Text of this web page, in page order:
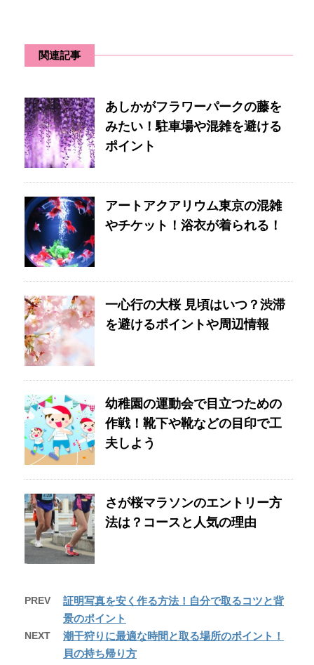
関連記事
あしかがフラワーパークの藤を
みたい！駐車場や混雑を避ける
ポイント
アートアクアリウム東京の混雑
やチケット！浴衣が着られる！
一心行の大桜 見頃はいつ？渋滞
を避けるポイントや周辺情報
幼稚園の運動会で目立つための
作戦！靴下や靴などの目印で工
夫しよう
さが桜マラソンのエントリー方
法は？コースと人気の理由
PREV
証明写真を安く作る方法！自分で取るコツと背
景のポイント
NEXT
潮干狩りに最適な時間と取る場所のポイント！
貝の持ち帰り方